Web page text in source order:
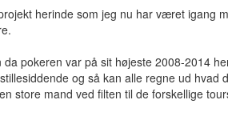
herinde som jeg nu har været igang
pokeren var på sit højeste 2008-2014
og så kan alle regne ud hvad
store mand ved filten til de forskellige